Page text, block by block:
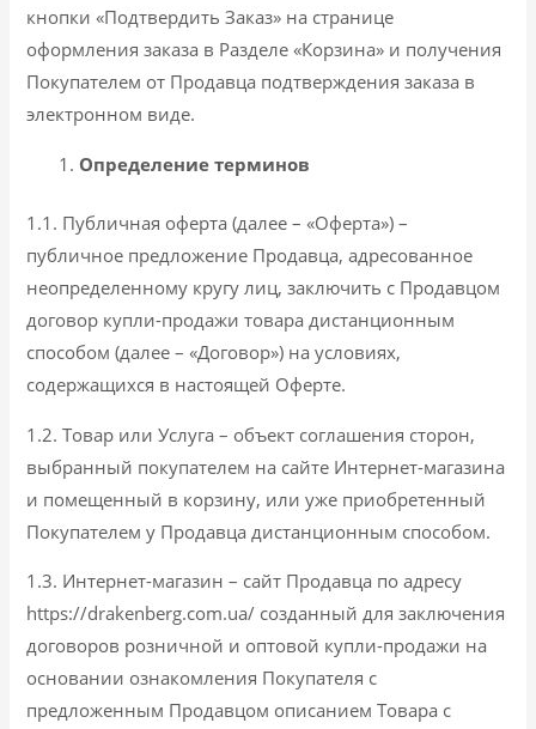
кнопки «Подтвердить Заказ» на странице
оформления заказа в Разделе «Корзина» и получения
Покупателем от Продавца подтверждения заказа в
электронном виде.
Определение терминов
1.1. Публичная оферта (далее – «Оферта») –
публичное предложение Продавца, адресованное
неопределенному кругу лиц, заключить с Продавцом
договор купли-продажи товара дистанционным
способом (далее – «Договор») на условиях,
содержащихся в настоящей Оферте.
1.2. Товар или Услуга – объект соглашения сторон,
выбранный покупателем на сайте Интернет-магазина
и помещенный в корзину, или уже приобретенный
Покупателем у Продавца дистанционным способом.
1.3. Интернет-магазин – сайт Продавца по адресу
https://drakenberg.com.ua/ созданный для заключения
договоров розничной и оптовой купли-продажи на
основании ознакомления Покупателя с
предложенным Продавцом описанием Товара с